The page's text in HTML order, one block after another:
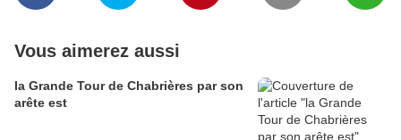
Vous aimerez aussi
la Grande Tour de Chabrières par son
arête est